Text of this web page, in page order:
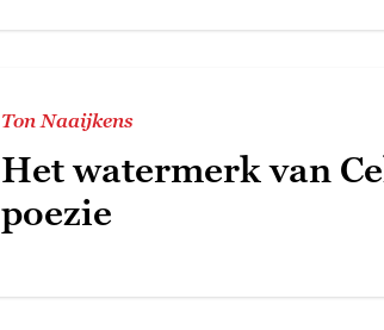
Ton Naaijkens
Het watermerk van
poezie